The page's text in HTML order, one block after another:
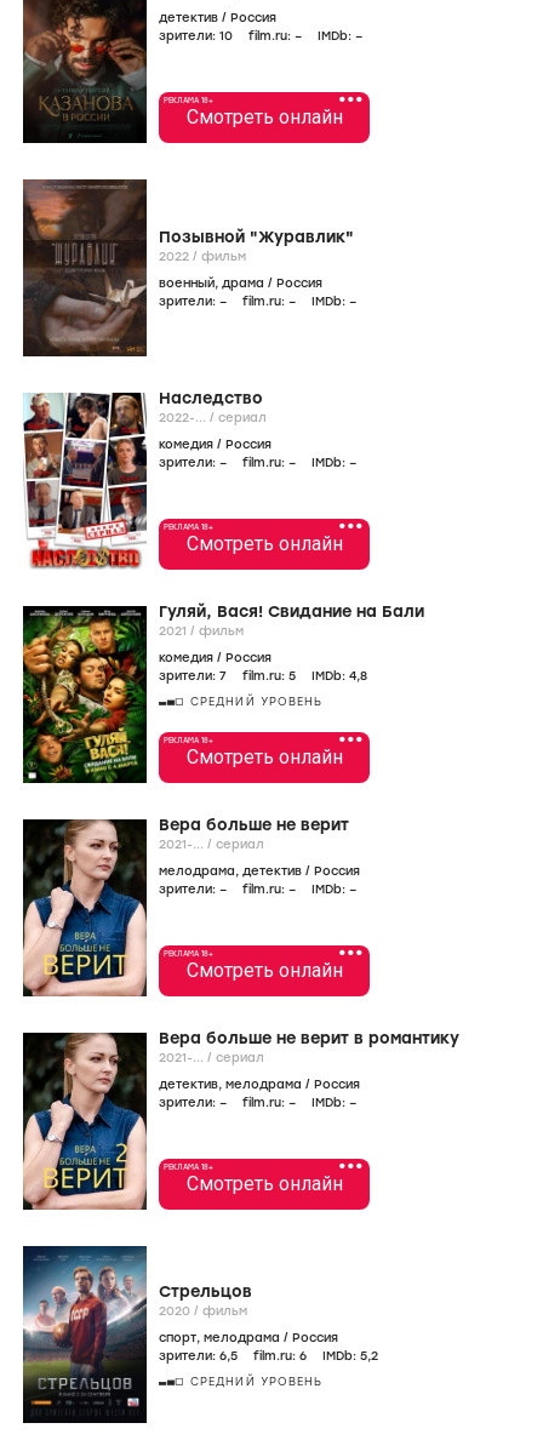
детектив / Россия
зрители: 10 film.ru: – IMDb: –
•••
РЕКЛАМА 18+
Смотреть онлайн
Позывной "Журавлик"
2022 / фильм
военный, драма / Россия
зрители: – film.ru: – IMDb: –
Наследство
2022-... / сериал
комедия / Россия
зрители: – film.ru: – IMDb: –
•••
РЕКЛАМА 18+
Смотреть онлайн
Гуляй, Вася! Свидание на Бали
2021 / фильм
комедия / Россия
зрители: 7 film.ru: 5 IMDb: 4,8
СРЕДНИЙ УРОВЕНЬ
•••
РЕКЛАМА 18+
Смотреть онлайн
Вера больше не верит
2021-... / сериал
мелодрама, детектив / Россия
зрители: – film.ru: – IMDb: –
•••
РЕКЛАМА 18+
Смотреть онлайн
Вера больше не верит в романтику
2021-... / сериал
детектив, мелодрама / Россия
зрители: – film.ru: – IMDb: –
•••
РЕКЛАМА 18+
Смотреть онлайн
Стрельцов
2020 / фильм
спорт, мелодрама / Россия
зрители: 6,5 film.ru: 6 IMDb: 5,2
СРЕДНИЙ УРОВЕНЬ